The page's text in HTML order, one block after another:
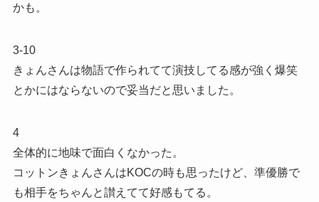
かも。
3-10
きょんさんは物語で作られてて演技してる感が強く爆笑
とかにはならないので妥当だと思いました。
4
全体的に地味で面白くなかった。
コットンきょんさんはKOCの時も思ったけど、準優勝で
も相手をちゃんと讃えてて好感もてる。